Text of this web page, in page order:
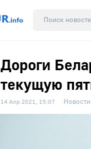
Дороги
текущую
14 Апр 2021, 15:07